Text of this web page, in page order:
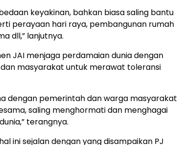
keyakinan, bahkan biasa saling bantu
perayaan hari raya, pembangunan rumah
dll,” lanjutnya.
JAI menjaga perdamaian dunia dengan
masyarakat untuk merawat toleransi
dengan pemerintah dan warga masyarakat
saling menghormati dan menghagai
terangnya.
ini sejalan dengan yang disampaikan PJ